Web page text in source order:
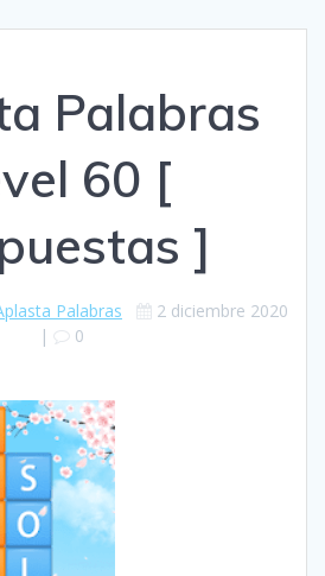
Palabras
60 [
]
Palabras
2 diciembre 2020
|
0